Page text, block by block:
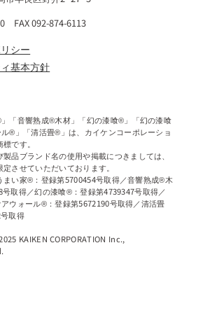
FAX 092-874-6113
シー
基本方針
」「音響熟成®木材」「幻の漆喰®」「幻の漆喰
®」「清活畳®」は、カイケンコーポレーショ
です。
品ブランド名の使用や掲載につきましては、
させていただいております。
まい家®：登録第5700454号取得／音響熟成®木
取得／幻の漆喰®：登録第4739347号取得／
ウォール®：登録第5672190号取得／清活畳
取得
KAIKEN CORPORATION Inc.,